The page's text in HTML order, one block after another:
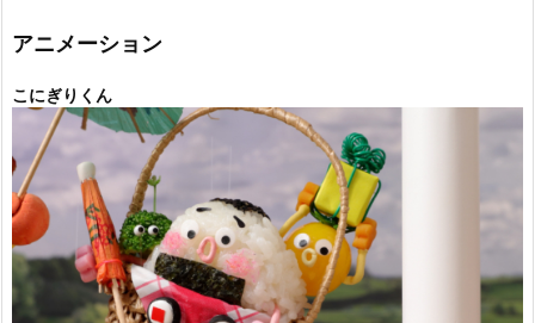
ー
アニメーション
こにぎりくん